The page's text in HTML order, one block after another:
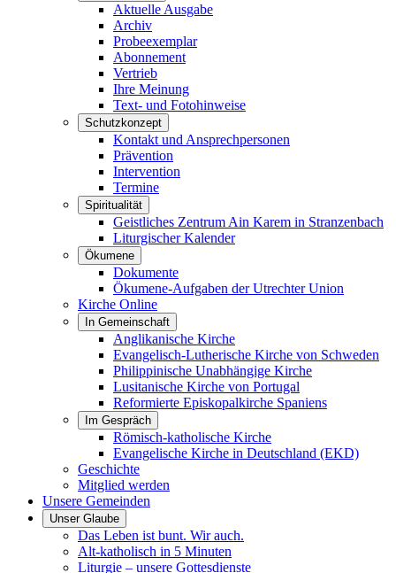
Aktuelle Ausgabe
Archiv
Probeexemplar
Abonnement
Vertrieb
Ihre Meinung
Text- und Fotohinweise
Schutzkonzept
Kontakt und Ansprechpersonen
Prävention
Intervention
Termine
Spiritualität
Geistliches Zentrum Ain Karem in Stranzenbach
Liturgischer Kalender
Ökumene
Dokumente
Ökumene-Aufgaben der Utrechter Union
Kirche Online
In Gemeinschaft
Anglikanische Kirche
Evangelisch-Lutherische Kirche von Schweden
Philippinische Unabhängige Kirche
Lusitanische Kirche von Portugal
Reformierte Episkopalkirche Spaniens
Im Gespräch
Römisch-katholische Kirche
Evangelische Kirche in Deutschland (EKD)
Geschichte
Mitglied werden
Unsere Gemeinden
Unser Glaube
Das Leben ist bunt. Wir auch.
Alt-katholisch in 5 Minuten
Liturgie – unsere Gottesdienste